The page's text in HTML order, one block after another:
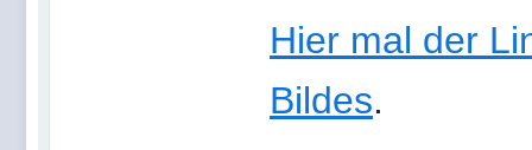
Hier mal der
Bildes.